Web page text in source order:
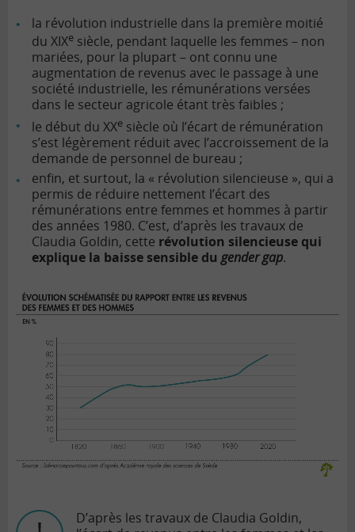
la révolution industrielle dans la première moitié
du XIXe siècle, pendant laquelle les femmes – non
mariées, pour la plupart – ont connu une
augmentation de revenus avec le passage à une
société industrielle, les rémunérations versées
dans le secteur agricole étant très faibles ;
le début du XXe siècle où l’écart de rémunération
s’est légèrement réduit avec l’accroissement de la
demande de personnel de bureau ;
enfin, et surtout, la « révolution silencieuse », qui a
permis de réduire nettement l’écart des
rémunérations entre femmes et hommes à partir
des années 1980. C’est, d’après les travaux de
Claudia Goldin, cette révolution silencieuse qui
explique la baisse sensible du gender gap.
D’après les travaux de Claudia Goldin,